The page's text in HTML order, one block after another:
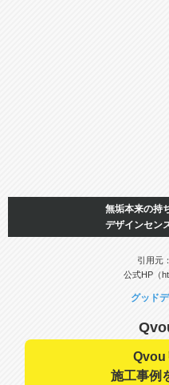
無垢本来の持
デザインセン
引用元
公式HP（
グッド
Qvou
施工事例